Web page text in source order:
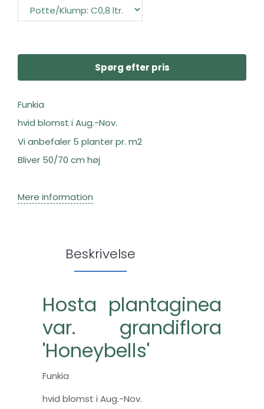
Spørg efter pris
Funkia
hvid blomst i Aug.-Nov.
Vi anbefaler 5 planter pr. m2
Bliver 50/70 cm høj
Mere information
Beskrivelse
Hosta plantaginea
var. grandiflora
'Honeybells'
Funkia
hvid blomst i Aug.-Nov.